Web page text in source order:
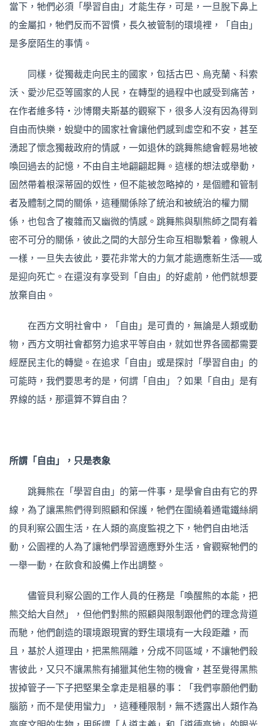
當下，牠們必須「學習自由」才能生存，可是，一旦脫下鼻上
的金屬扣，牠們反而不習慣，長久被管制的環境裡，「自由」
是多麼陌生的事情。
同樣，從獨裁走向民主的國家，包括古巴、烏克蘭、科索
沃、愛沙尼亞等國家的人民，在轉型的過程中也感受到痛苦，
在作者維多特‧沙博爾夫斯基的觀察下，很多人沒有因為得到
自由而快樂，蛻變中的國家社會讓他們感到虛空和不安，甚至
湧起了懷念獨裁政府的情感，一如退休的跳舞熊總會輕易地被
喚回過去的記憶，不由自主地翩翩起舞。這樣的想法或舉動，
固然帶着根深蒂固的奴性，但不能被忽略掉的，是個體和管制
者及體制之間的關係，這種關係除了統治和被統治的權力關
係，也包含了複雜而又幽微的情感。跳舞熊與馴熊師之間有着
密不可分的關係，彼此之間的大部分生命互相聯繫着，像親人
一樣，一旦失去彼此，要花非常大的力氣才能適應新生活──或
是迎向死亡。在還沒有享受到「自由」的好處前，他們就想要
放棄自由。
在西方文明社會中，「自由」是可貴的，無論是人類或動
物，西方文明社會都努力追求平等自由，就如世界各國都需要
經歷民主化的轉變。在追求「自由」或是探討「學習自由」的
可能時，我們要思考的是，何謂「自由」？如果「自由」是有
界線的話，那還算不算自由？
所謂「自由」，只是表象
跳舞熊在「學習自由」的第一件事，是學會自由有它的界
線，為了讓黑熊們得到照顧和保護，牠們在圍繞着通電鐵絲網
的貝利察公園生活，在人類的高度監視之下，牠們自由地活
動，公園裡的人為了讓牠們學習適應野外生活，會觀察牠們的
一舉一動，在飲食和設備上作出調整。
儘管貝利察公園的工作人員的任務是「喚醒熊的本能，把
熊交給大自然」，但他們對熊的照顧與限制跟他們的理念背道
而馳，他們創造的環境跟現實的野生環境有一大段距離，而
且，基於人道理由，把黑熊隔離，分成不同區域，不讓牠們殺
害彼此，又只不讓黑熊有捕獵其他生物的機會，甚至覺得黑熊
拔掉管子一下子把堅果全拿走是粗暴的事：「我們寧願他們動
腦筋，而不是使用蠻力」，這種種限制，無不透露出人類作為